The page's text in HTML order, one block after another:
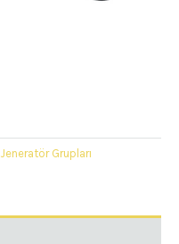
Jeneratör Grupları